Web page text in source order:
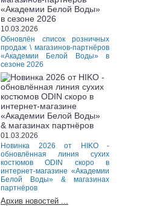
10.03.2026
Обновлён список розничных
продаж \ магазинов-партнёров
«Академии Белой Воды» в
сезоне 2026
01.03.2026
Новинка 2026 от HIKO -
обновлённая линия сухих
костюмов ODIN скоро в
интернет-магазине «Академии
Белой Воды» & магазинах
партнёров
Архив новостей ...